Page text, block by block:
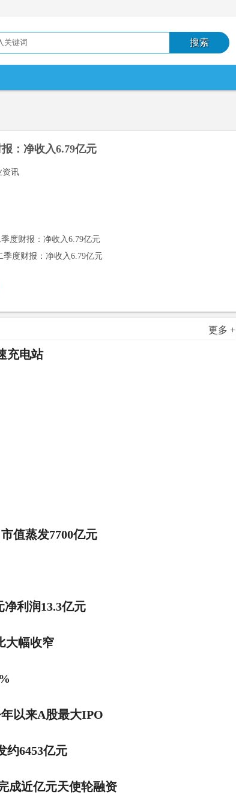
：净收入6.79亿元
资讯
度财报：净收入6.79亿元
季度财报：净收入6.79亿元
更多 +
充电站
值蒸发7700亿元
净利润13.3亿元
大幅收窄
以来A股最大IPO
约6453亿元
成近亿元天使轮融资